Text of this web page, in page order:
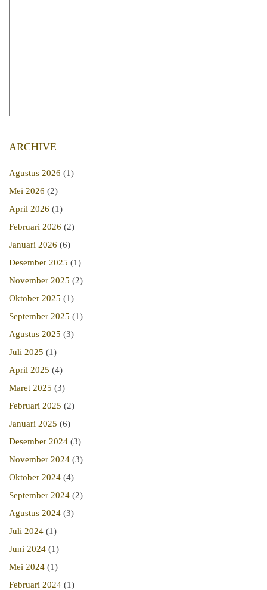
ARCHIVE
Agustus 2026 (1)
Mei 2026 (2)
April 2026 (1)
Februari 2026 (2)
Januari 2026 (6)
Desember 2025 (1)
November 2025 (2)
Oktober 2025 (1)
September 2025 (1)
Agustus 2025 (3)
Juli 2025 (1)
April 2025 (4)
Maret 2025 (3)
Februari 2025 (2)
Januari 2025 (6)
Desember 2024 (3)
November 2024 (3)
Oktober 2024 (4)
September 2024 (2)
Agustus 2024 (3)
Juli 2024 (1)
Juni 2024 (1)
Mei 2024 (1)
Februari 2024 (1)